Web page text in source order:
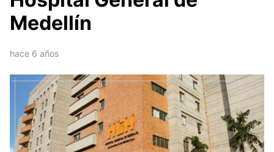
Medellín
hace 6 años